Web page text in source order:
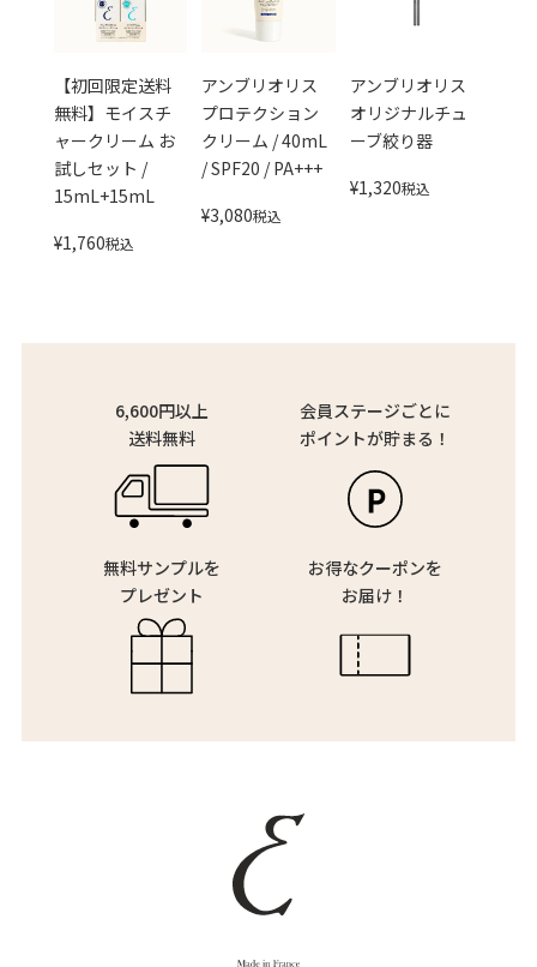
【初回限定送料
無料】モイスチ
ャークリーム お
試しセット /
15mL+15mL
¥1,760税込
アンブリオリス
プロテクション
クリーム / 40mL
/ SPF20 / PA+++
¥3,080税込
アンブリオリス
オリジナルチュ
ーブ絞り器
¥1,320税込
6,600円以上
送料無料
会員ステージごとに
ポイントが貯まる！
無料サンプルを
プレゼント
お得なクーポンを
お届け！